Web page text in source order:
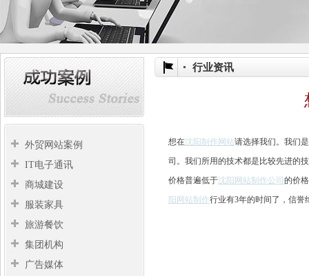
外贸网站案例
IT电子通讯
商城建设
服装家具
旅游餐饮
集团机构
广告媒体
行业资讯
想在沈阳制作网站请选择我们。我们
司。我们所用的技术都是比较先进的
价格普遍低于沈阳网站制作公司 的价
阳网站制作行业有3年的时间了，信誉